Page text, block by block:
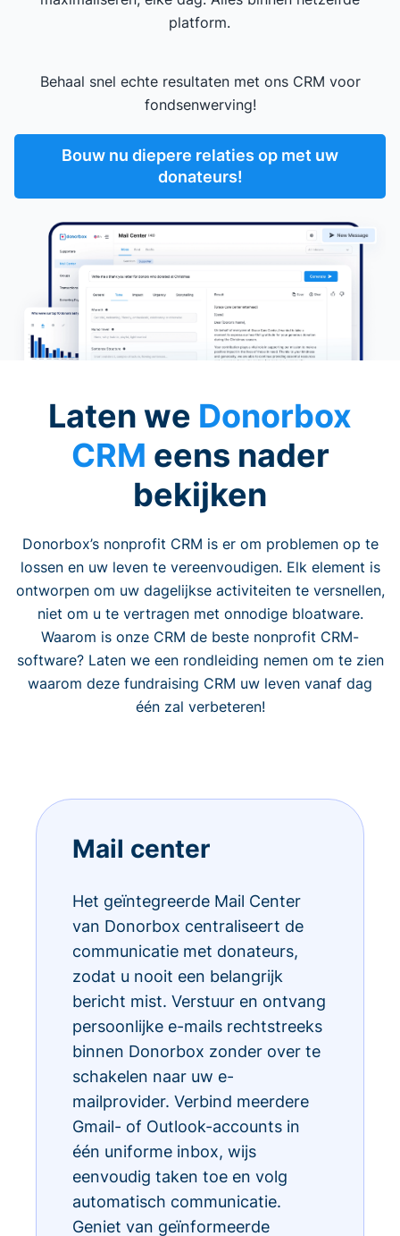
platform.
Behaal snel echte resultaten met ons CRM voor
fondsenwerving!
Bouw nu diepere relaties op met uw
donateurs!
Laten we Donorbox
CRM eens nader
bekijken
Donorbox’s nonprofit CRM is er om problemen op te
lossen en uw leven te vereenvoudigen. Elk element is
ontworpen om uw dagelijkse activiteiten te versnellen,
niet om u te vertragen met onnodige bloatware.
Waarom is onze CRM de beste nonprofit CRM-
software? Laten we een rondleiding nemen om te zien
waarom deze fundraising CRM uw leven vanaf dag
één zal verbeteren!
Mail center
Het geïntegreerde Mail Center
van Donorbox centraliseert de
communicatie met donateurs,
zodat u nooit een belangrijk
bericht mist. Verstuur en ontvang
persoonlijke e-mails rechtstreeks
binnen Donorbox zonder over te
schakelen naar uw e-
mailprovider. Verbind meerdere
Gmail- of Outlook-accounts in
één uniforme inbox, wijs
eenvoudig taken toe en volg
automatisch communicatie.
Geniet van geïnformeerde